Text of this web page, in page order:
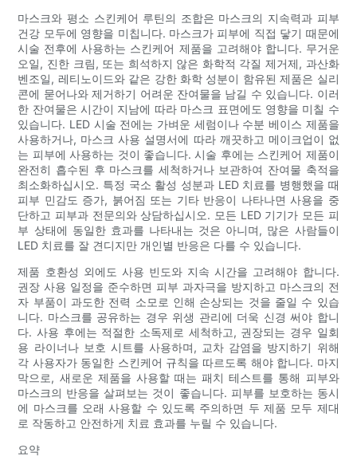
마스크와 평소 스킨케어 루틴의 조합은 마스크의 지속력과 피부
건강 모두에 영향을 미칩니다. 마스크가 피부에 직접 닿기 때문에
시술 전후에 사용하는 스킨케어 제품을 고려해야 합니다. 무거운
오일, 진한 크림, 또는 희석하지 않은 화학적 각질 제거제, 과산화
벤조일, 레티노이드와 같은 강한 화학 성분이 함유된 제품은 실리
콘에 묻어나와 제거하기 어려운 잔여물을 남길 수 있습니다. 이러
한 잔여물은 시간이 지남에 따라 마스크 표면에도 영향을 미칠 수
있습니다. LED 시술 전에는 가벼운 세럼이나 수분 베이스 제품을
사용하거나, 마스크 사용 설명서에 따라 깨끗하고 메이크업이 없
는 피부에 사용하는 것이 좋습니다. 시술 후에는 스킨케어 제품이
완전히 흡수된 후 마스크를 세척하거나 보관하여 잔여물 축적을
최소화하십시오. 특정 국소 활성 성분과 LED 치료를 병행했을 때
피부 민감도 증가, 붉어짐 또는 기타 반응이 나타나면 사용을 중
단하고 피부과 전문의와 상담하십시오. 모든 LED 기기가 모든 피
부 상태에 동일한 효과를 나타내는 것은 아니며, 많은 사람들이
LED 치료를 잘 견디지만 개인별 반응은 다를 수 있습니다.
제품 호환성 외에도 사용 빈도와 지속 시간을 고려해야 합니다.
권장 사용 일정을 준수하면 피부 과자극을 방지하고 마스크의 전
자 부품이 과도한 전력 소모로 인해 손상되는 것을 줄일 수 있습
니다. 마스크를 공유하는 경우 위생 관리에 더욱 신경 써야 합니
다. 사용 후에는 적절한 소독제로 세척하고, 권장되는 경우 일회
용 라이너나 보호 시트를 사용하며, 교차 감염을 방지하기 위해
각 사용자가 동일한 스킨케어 규칙을 따르도록 해야 합니다. 마지
막으로, 새로운 제품을 사용할 때는 패치 테스트를 통해 피부와
마스크의 반응을 살펴보는 것이 좋습니다. 피부를 보호하는 동시
에 마스크를 오래 사용할 수 있도록 주의하면 두 제품 모두 제대
로 작동하고 안전하게 치료 효과를 누릴 수 있습니다.
요약